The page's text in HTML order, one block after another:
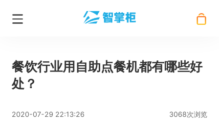
餐饮行业用自助点餐机都有哪些好
处？
2020-07-29 22:13:26 3068次浏览